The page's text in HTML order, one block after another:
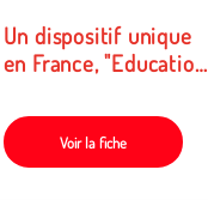
Un dispositif unique
en France, "Education
Normandie
Voir la fiche